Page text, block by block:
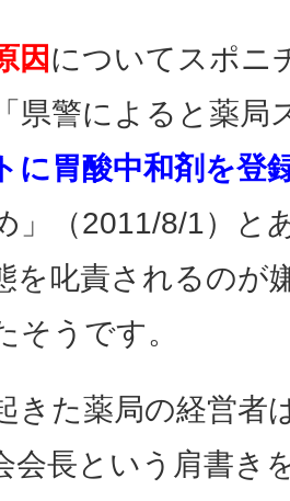
因 についてスポニ
県警によると薬局
に胃酸中和剤を登
」（2011/8/1）と
を叱責されるのが
そうです。
きた薬局の経営者
会長という肩書き